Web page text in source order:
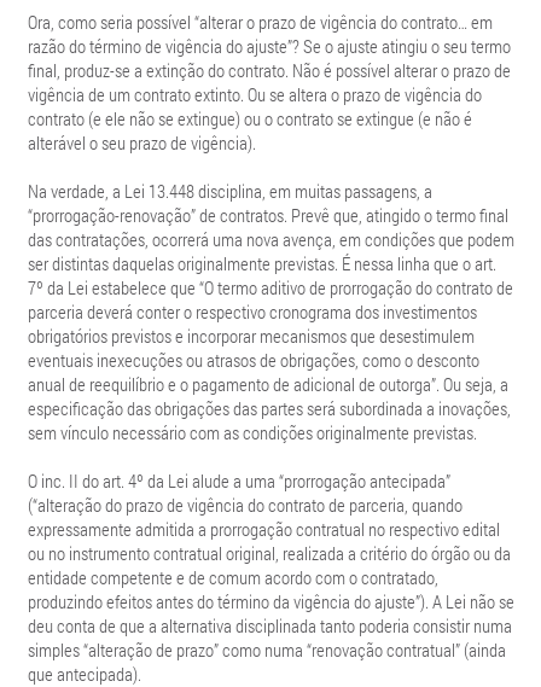
Ora, como seria possível “alterar o prazo de vigência do contrato… em
razão do término de vigência do ajuste”? Se o ajuste atingiu o seu termo
final, produz-se a extinção do contrato. Não é possível alterar o prazo de
vigência de um contrato extinto. Ou se altera o prazo de vigência do
contrato (e ele não se extingue) ou o contrato se extingue (e não é
alterável o seu prazo de vigência).
Na verdade, a Lei 13.448 disciplina, em muitas passagens, a
“prorrogação-renovação” de contratos. Prevê que, atingido o termo final
das contratações, ocorrerá uma nova avença, em condições que podem
ser distintas daquelas originalmente previstas. É nessa linha que o art.
7º da Lei estabelece que “O termo aditivo de prorrogação do contrato de
parceria deverá conter o respectivo cronograma dos investimentos
obrigatórios previstos e incorporar mecanismos que desestimulem
eventuais inexecuções ou atrasos de obrigações, como o desconto
anual de reequilíbrio e o pagamento de adicional de outorga”. Ou seja, a
especificação das obrigações das partes será subordinada a inovações,
sem vínculo necessário com as condições originalmente previstas.
O inc. II do art. 4º da Lei alude a uma “prorrogação antecipada”
(“alteração do prazo de vigência do contrato de parceria, quando
expressamente admitida a prorrogação contratual no respectivo edital
ou no instrumento contratual original, realizada a critério do órgão ou da
entidade competente e de comum acordo com o contratado,
produzindo efeitos antes do término da vigência do ajuste”). A Lei não se
deu conta de que a alternativa disciplinada tanto poderia consistir numa
simples “alteração de prazo” como numa “renovação contratual” (ainda
que antecipada).